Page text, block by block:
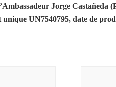
Jorge
UN7540795, date de